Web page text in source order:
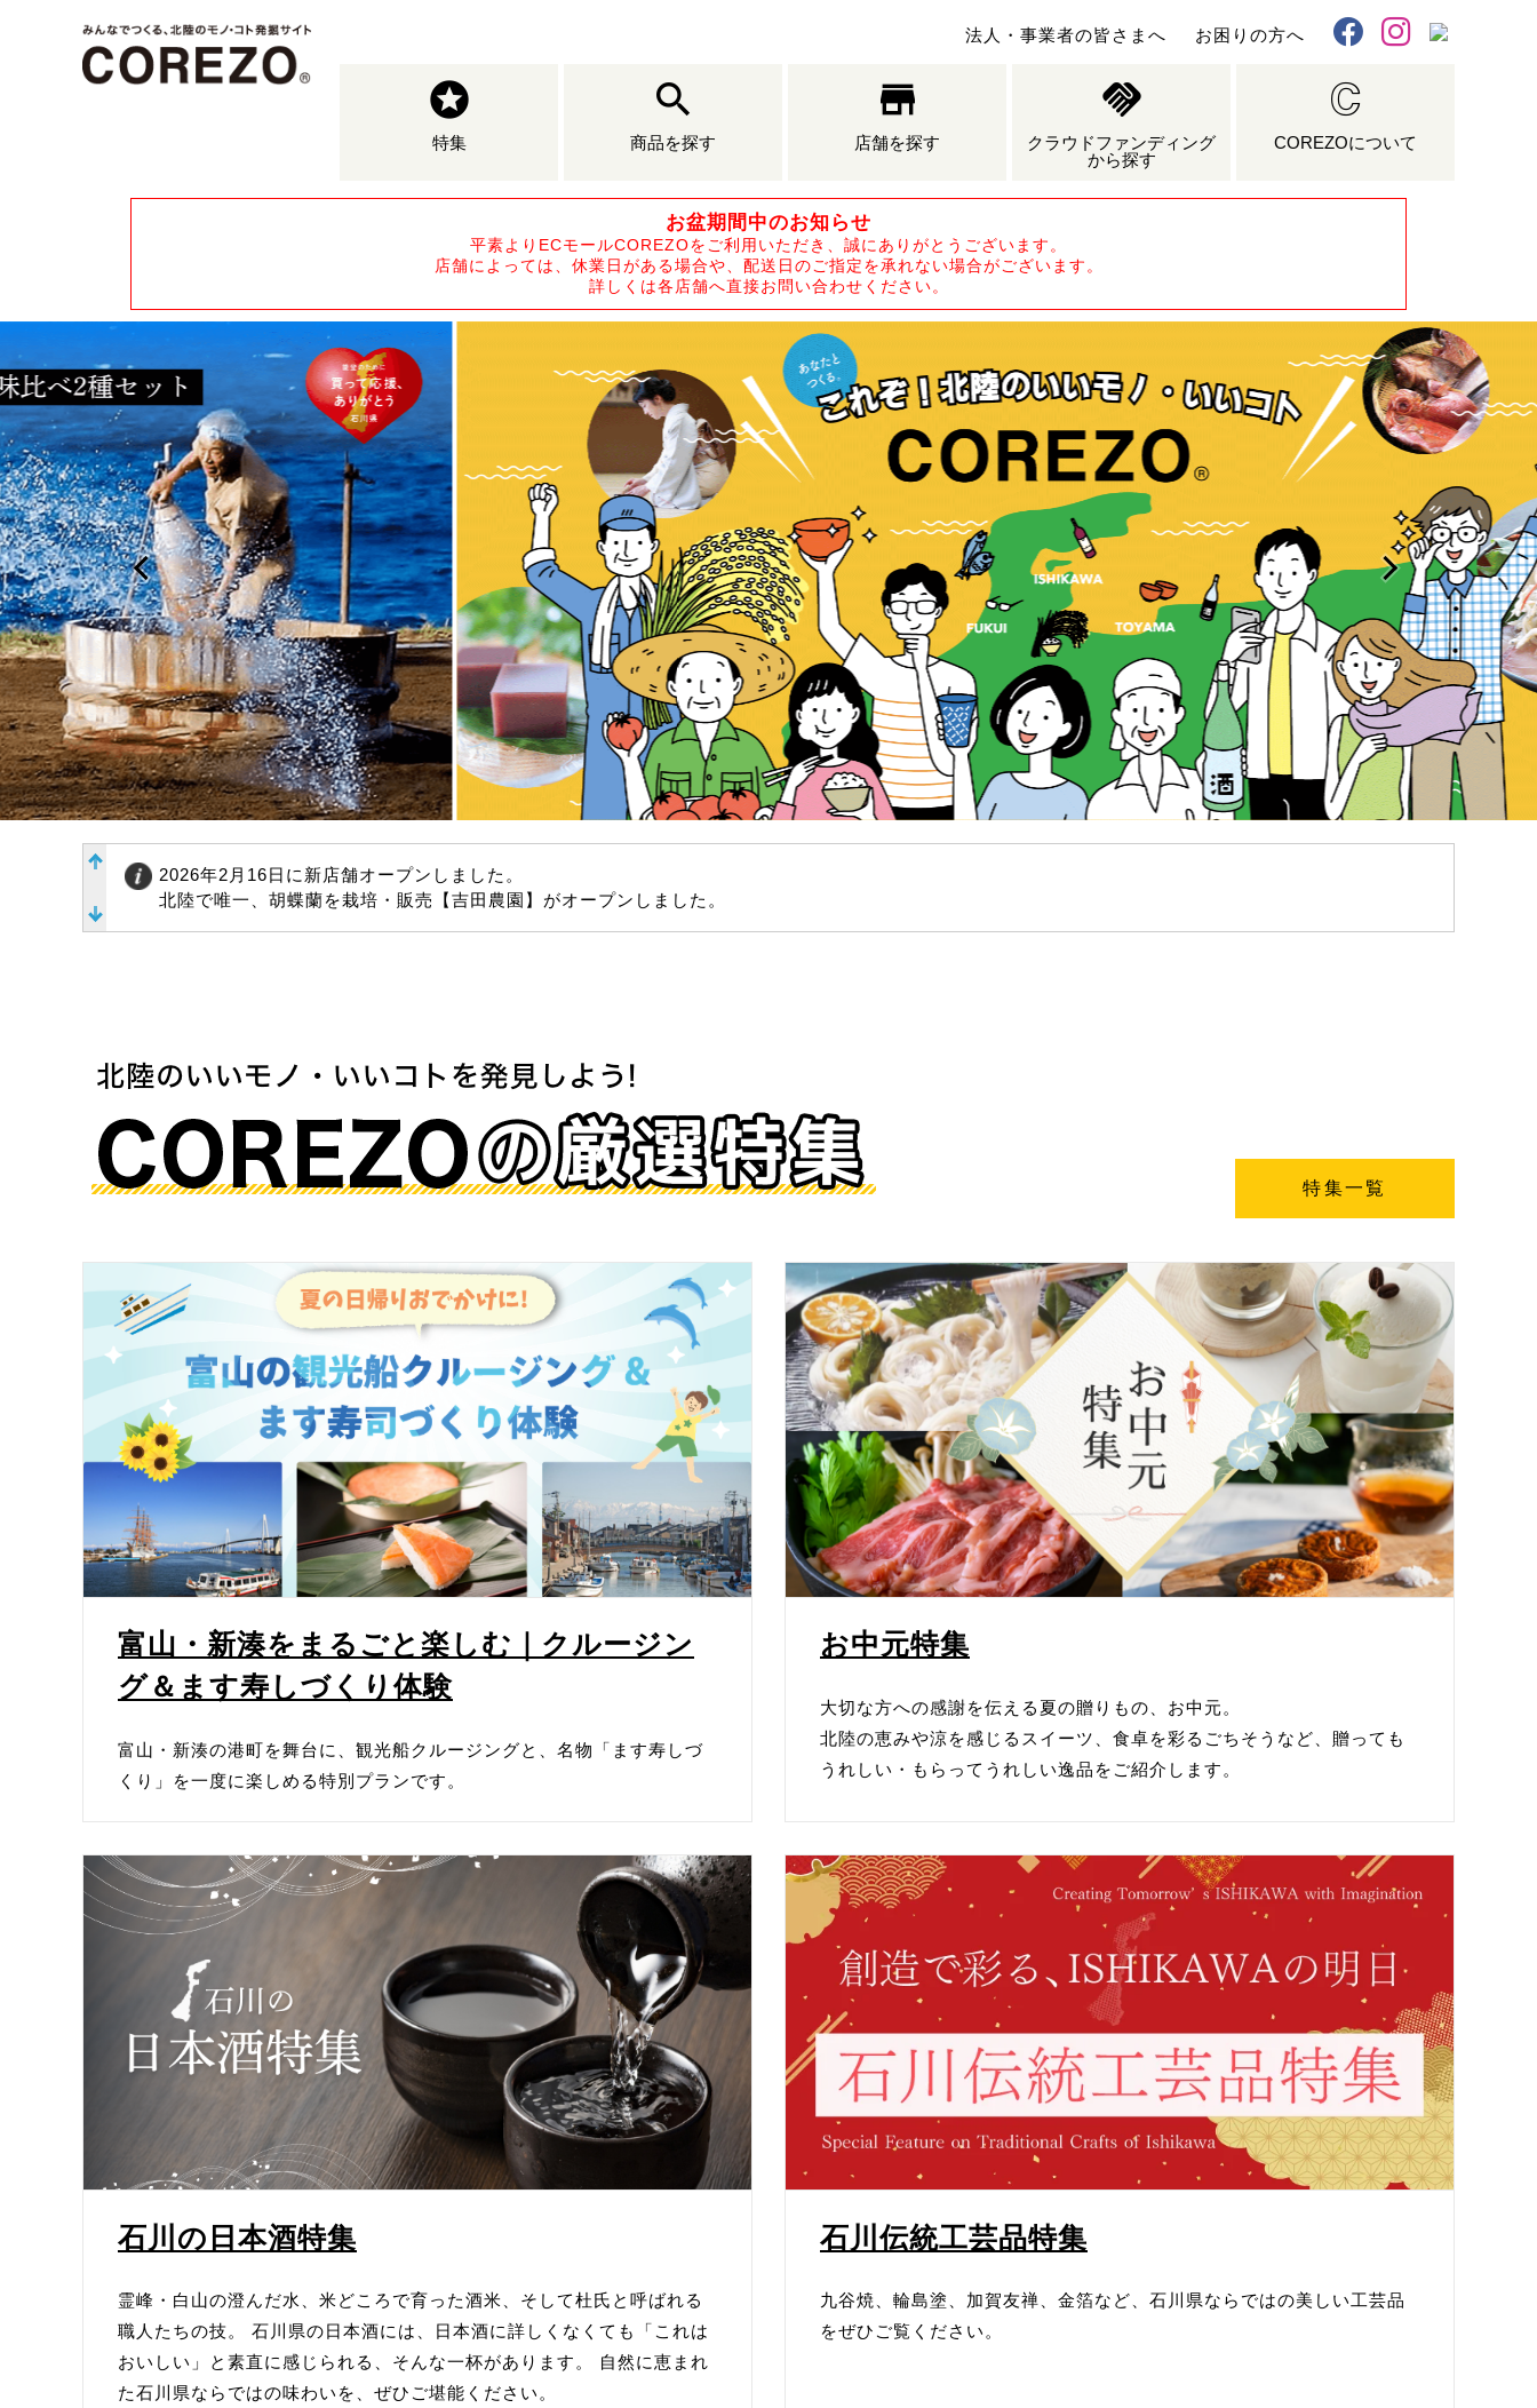
法人・事業者の皆さまへ お困りの方へ
FacebookInstagram
特集 商品を探す 店舗を探す
クラウドファンディング
から探す
COREZOについて
お盆期間中のお知らせ
平素よりECモールCOREZOをご利用いただき、誠にありがとうございます。
店舗によっては、休業日がある場合や、配送日のご指定を承れない場合がございます。
詳しくは各店舗へ直接お問い合わせください。
2025年8月19日に新店舗オープンしました。
暮らしに華を添える、九谷焼【豊月堂】がオープンしました。
2026年2月16日に新店舗オープンしました。
北陸で唯一、胡蝶蘭を栽培・販売【吉田農園】がオープンしました。
石川から全国1位を獲得!素材が響き合う唯一無二のバウム【ツキトワ by meigetsudo】がオープンしました。
2025年10月10日に新店舗オープンしました。
本当に良いものは、人の手から生まれる。【木製雑貨のお店YAMATOJAPAN】がオープンしました。
2025年10月1日に新店舗オープンしました。
着心地の良いニットを子供たちへ【La mer bleue】がオープンしました。
2025年9月25日に新店舗オープンしました。
山静如太古【吉市醬油店】がオープンしました。
2025年9月16日に新店舗オープンしました。
無添加・国産・米粉のやさしいお菓子。【心寧】がオープンしました。
2025年9月2日に新店舗オープンしました。
世界へ羽ばたくWAGASHIを創る【菓匠三和】がオープンしました。
2025年8月19日に新店舗オープンしました。
暮らしに華を添える、九谷焼【豊月堂】がオープンしました。
2026年2月16日に新店舗オープンしました。
北陸で唯一、胡蝶蘭を栽培・販売【吉田農園】がオープンしました。
防災・防犯グッズのセレクトショップ【ソナエルグッズストア】がオープンしました。
2025年10月16日に新店舗オープンしました。
石川から全国1位を獲得!素材が響き合う唯一無二のバウム【ツキトワ by meigetsudo】がオープンしました。
2025年10月10日に新店舗オープンしました。
本当に良いものは、人の手から生まれる。【木製雑貨のお店YAMATOJAPAN】がオープンしました。
2025年10月2日に新店舗オープンしました。
Your Happiness is Our business【冨士交通しゃぼん玉ツアー】がオープンしました。
2025年10月1日に新店舗オープンしました。
山静如太古【吉市醬油店】がオープンしました。
2025年9月16日に新店舗オープンしました。
無添加・国産・米粉のやさしいお菓子。【心寧】がオープンしました。
特集一覧
富山・新湊をまるごと楽しむ｜クルージン
グ＆ます寿しづくり体験
富山・新湊の港町を舞台に、観光船クルージングと、名物「ます寿しづ
くり」を一度に楽しめる特別プランです。
お中元特集
大切な方への感謝を伝える夏の贈りもの、お中元。
北陸の恵みや涼を感じるスイーツ、食卓を彩るごちそうなど、贈っても
うれしい・もらってうれしい逸品をご紹介します。
石川の日本酒特集
霊峰・白山の澄んだ水、米どころで育った酒米、そして杜氏と呼ばれる
職人たちの技。 石川県の日本酒には、日本酒に詳しくなくても「これは
おいしい」と素直に感じられる、そんな一杯があります。 自然に恵まれ
た石川県ならではの味わいを、ぜひご堪能ください。
石川伝統工芸品特集
九谷焼、輪島塗、加賀友禅、金箔など、石川県ならではの美しい工芸品
をぜひご覧ください。